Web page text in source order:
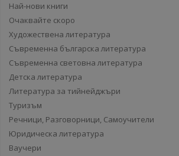
Най-нови книги
Очаквайте скоро
Художествена литература
Съвременна българска литература
Съвременна световна литература
Детска литература
Литература за тийнейджъри
Туризъм
Речници, Разговорници, Самоучители
Юридическа литература
Ваучери